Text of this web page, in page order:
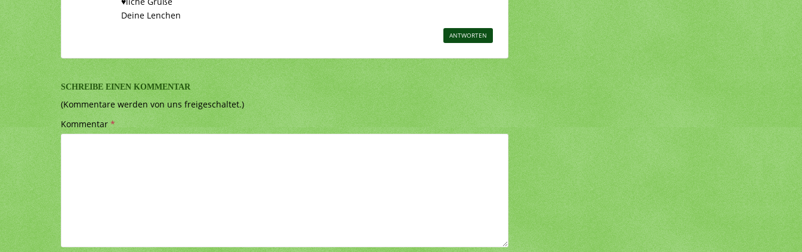
Deine Lenchen
ANTWORTEN
SCHREIBE EINEN KOMMENTAR
(Kommentare werden von uns freigeschaltet.)
Kommentar*